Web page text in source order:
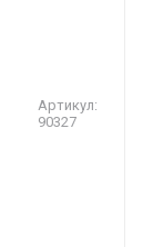
Артикул:
90327